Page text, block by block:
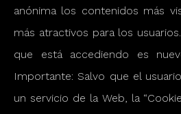
anónima los contenidos más
más atractivos para los
que está accediendo es
Importante: Salvo que el
un servicio de la Web, la